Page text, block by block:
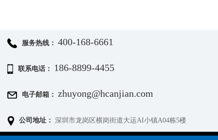
服务热线： 400-168-6661
联系电话： 186-8899-4455
电子邮箱： zhuyong@hcanjian.com
公司地址： 深圳市龙岗区横岗街道大运AI小镇A04栋5楼